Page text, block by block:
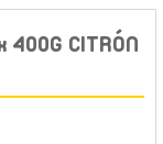
400G CITRÓN